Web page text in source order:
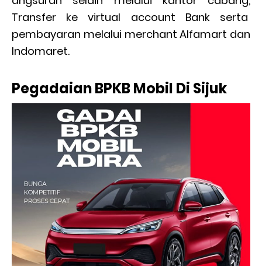
Transfer ke virtual account Bank serta
pembayaran melalui merchant Alfamart dan
Indomaret.
Pegadaian BPKB Mobil Di Sijuk